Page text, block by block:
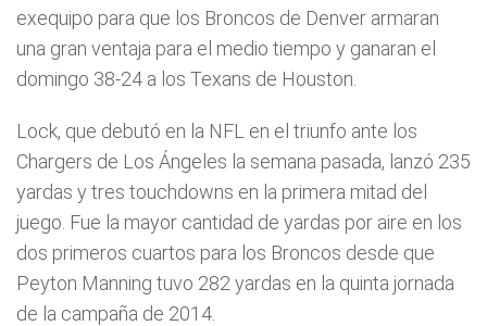
exequipo para que los Broncos de Denver armaran
una gran ventaja para el medio tiempo y ganaran el
domingo 38-24 a los Texans de Houston.
Lock, que debutó en la NFL en el triunfo ante los
Chargers de Los Ángeles la semana pasada, lanzó 235
yardas y tres touchdowns en la primera mitad del
juego. Fue la mayor cantidad de yardas por aire en los
dos primeros cuartos para los Broncos desde que
Peyton Manning tuvo 282 yardas en la quinta jornada
de la campaña de 2014.